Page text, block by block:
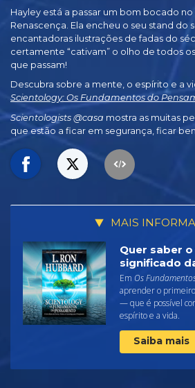
Hayley está a passar um bom bocado no
Renascença. Ela encheu o seu stand do
encantadoras ilustrações de fadas do
certamente “cativam” o olho de todos
que passam!
Descubra sobre a mente, o espírito e a
Scientology: Os Fundamentos do
Scientologists @casa mostra as muitas
que estão a ficar em segurança, ficar
MAIS
Quer saber
significado
Em Os
aprender o
— que é possível
espírito e a vida.
Saiba mais